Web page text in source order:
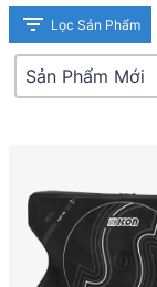
Lọc Sản Phẩm
Product Sort
Sort content